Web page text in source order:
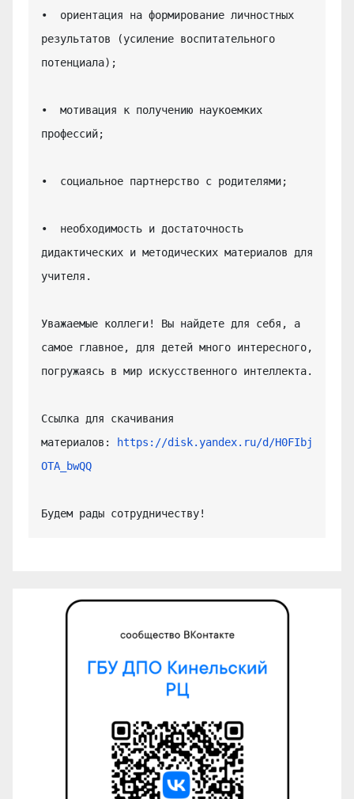
•  ориентация на формирование личностных
результатов (усиление воспитательного
потенциала);
•  мотивация к получению наукоемких
профессий;
•  социальное партнерство с родителями;
•  необходимость и достаточность
дидактических и методических материалов для
учителя.
Уважаемые коллеги! Вы найдете для себя, а
самое главное, для детей много интересного,
погружаясь в мир искусственного интеллекта.
Ссылка для скачивания
материалов: https://disk.yandex.ru/d/H0FIbj
OTA_bwQQ
Будем рады сотрудничеству!